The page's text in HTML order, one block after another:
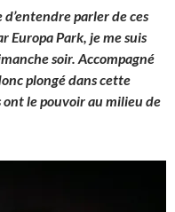
parler de ces
Europa Park, je me suis
soir. Accompagné
plongé dans cette
le pouvoir au milieu de